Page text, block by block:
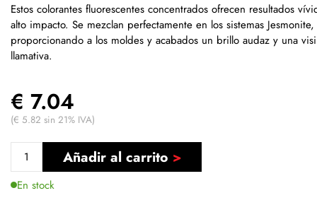
Estos colorantes fluorescentes concentrados ofrecen resultados
alto impacto. Se mezclan perfectamente en los sistemas Jesmonite,
proporcionando a los moldes y acabados un brillo audaz y una
llamativa.
€ 7.04
(€ 5.82 sin 21% IVA)
Añadir al carrito
En stock